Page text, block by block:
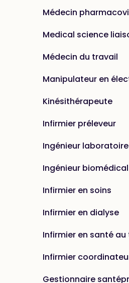
Médecin
Medical science
Médecin du travail
Manipulateur en
Kinésithérapeute
Infirmier préleveur
Ingénieur laboratoire
Ingénieur biomédical
Infirmier en soins
Infirmier en dialyse
Infirmier en santé
Infirmier
Gestionnaire